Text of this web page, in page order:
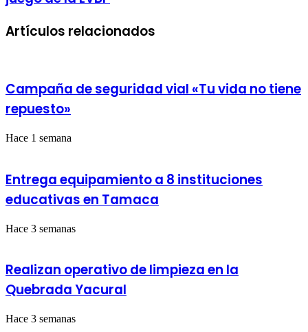
ir
Sudamericano
2025
se
en
oficiar
juego
la
Artículos relacionados
Campaña de seguridad vial «Tu vida no tiene
repuesto»
Hace 1 semana
Entrega equipamiento a 8 instituciones
educativas en Tamaca
Hace 3 semanas
Realizan operativo de limpieza en la
Quebrada Yacural
Hace 3 semanas